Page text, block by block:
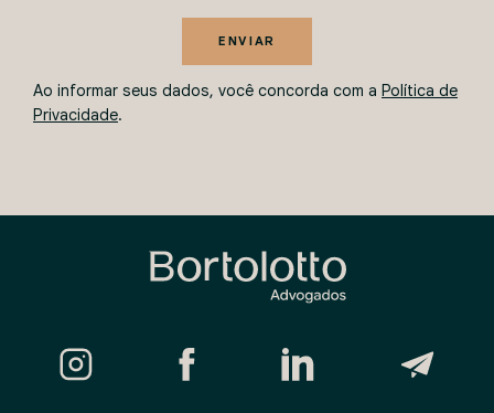
ENVIAR
Ao informar seus dados, você concorda com a Política de
Privacidade.